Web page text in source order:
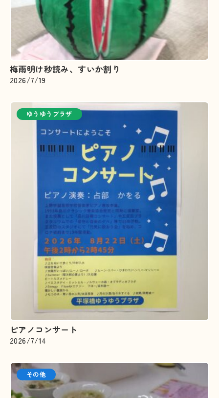
梅雨明け秒読み、すいか割り
2026/7/19
ゆうゆうプラザ
ピアノコンサート
2026/7/14
その他